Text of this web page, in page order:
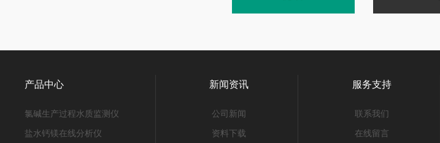
产品中心
氯碱生产过程水质监测仪
盐水钙镁在线分析仪
新闻资讯
公司新闻
资料下载
服务支持
联系我们
在线留言